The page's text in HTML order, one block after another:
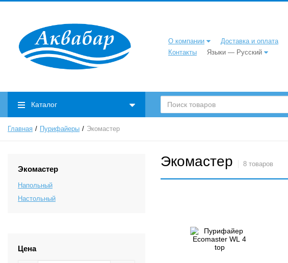
О компании Доставка и оплата
Контакты
Языки — Русский
Каталог
Главная Пурифайеры Экомастер
Экомастер
Напольный
Настольный
Цена
Экомастер 8 товаров